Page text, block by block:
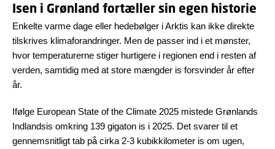
Isen i Grønland fortæller sin egen historie
Enkelte varme dage eller hedebølger i Arktis kan ikke direkte
tilskrives klimaforandringer. Men de passer ind i et mønster,
hvor temperaturerne stiger hurtigere i regionen end i resten af
verden, samtidig med at store mængder is forsvinder år efter
år.
Ifølge European State of the Climate 2025 mistede Grønlands
Indlandsis omkring 139 gigaton is i 2025. Det svarer til et
gennemsnitligt tab på cirka 2-3 kubikkilometer is om ugen,